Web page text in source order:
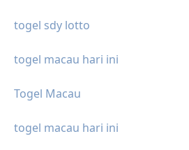
togel sdy lotto
togel macau hari ini
Togel Macau
togel macau hari ini